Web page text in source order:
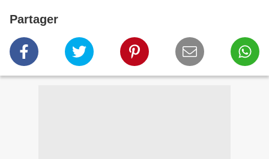
Partager